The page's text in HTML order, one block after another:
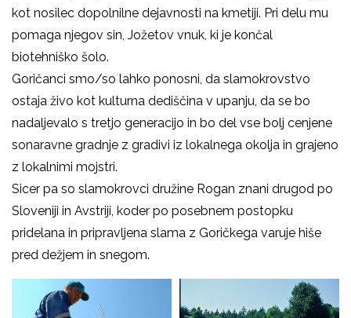
kot nosilec dopolnilne dejavnosti na kmetiji. Pri delu mu
pomaga njegov sin, Jožetov vnuk, ki je končal
biotehniško šolo.
Goričanci smo/so lahko ponosni, da slamokrovstvo
ostaja živo kot kulturna dediščina v upanju, da se bo
nadaljevalo s tretjo generacijo in bo del vse bolj cenjene
sonaravne gradnje z gradivi iz lokalnega okolja in grajeno
z lokalnimi mojstri.
Sicer pa so slamokrovci družine Rogan znani drugod po
Sloveniji in Avstriji, koder po posebnem postopku
pridelana in pripravljena slama z Goričkega varuje hiše
pred dežjem in snegom.